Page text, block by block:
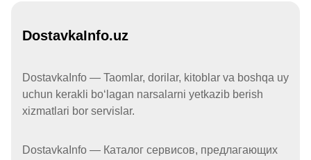
DostavkaInfo.uz
DostavkaInfo — Taomlar, dorilar, kitoblar va boshqa uy
uchun kerakli boʻlagan narsalarni yetkazib berish
xizmatlari bor servislar.
DostavkaInfo — Каталог сервисов, предлагающих